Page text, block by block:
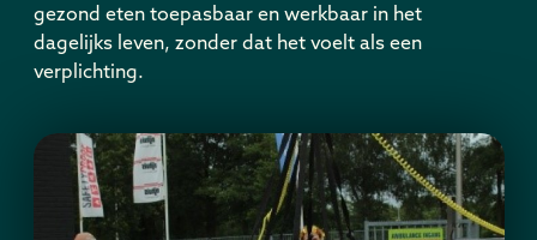
gezond eten toepasbaar en werkbaar in het
dagelijks leven, zonder dat het voelt als een
verplichting.